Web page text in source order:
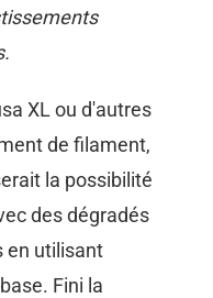
XL ou d'autres
de filament,
la possibilité
des dégradés
en utilisant
Fini la